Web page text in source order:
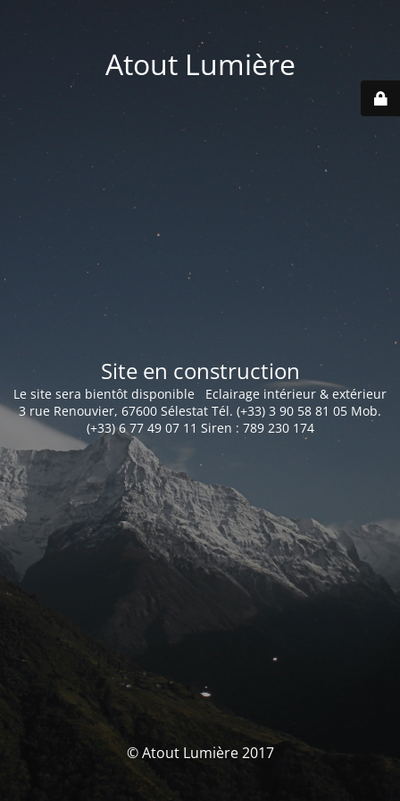
Atout Lumière
Site en construction
Le site sera bientôt disponible Eclairage intérieur & extérieur
3 rue Renouvier, 67600 Sélestat Tél. (+33) 3 90 58 81 05 Mob.
(+33) 6 77 49 07 11 Siren : 789 230 174
© Atout Lumière 2017